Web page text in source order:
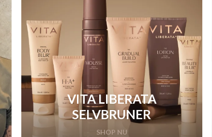
VITA LIBERATA
SELVBRUNER
SHOP NU